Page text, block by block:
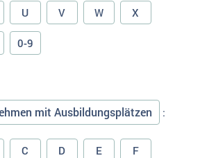
U V W X
0-9
mit Ausbildungsplätzen :
C D E F